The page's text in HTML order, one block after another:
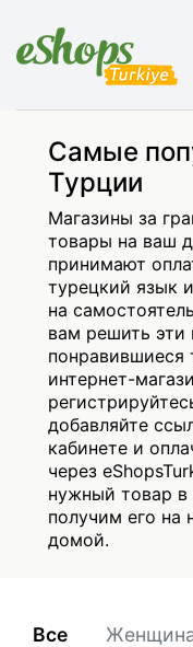
Самые
Турции
Магазины за
товары на ваш
принимают
турецкий язык
на
вам решить
интернет-
добавляйте
кабинете и
через
нужный товар в
получим его на
домой.
Все